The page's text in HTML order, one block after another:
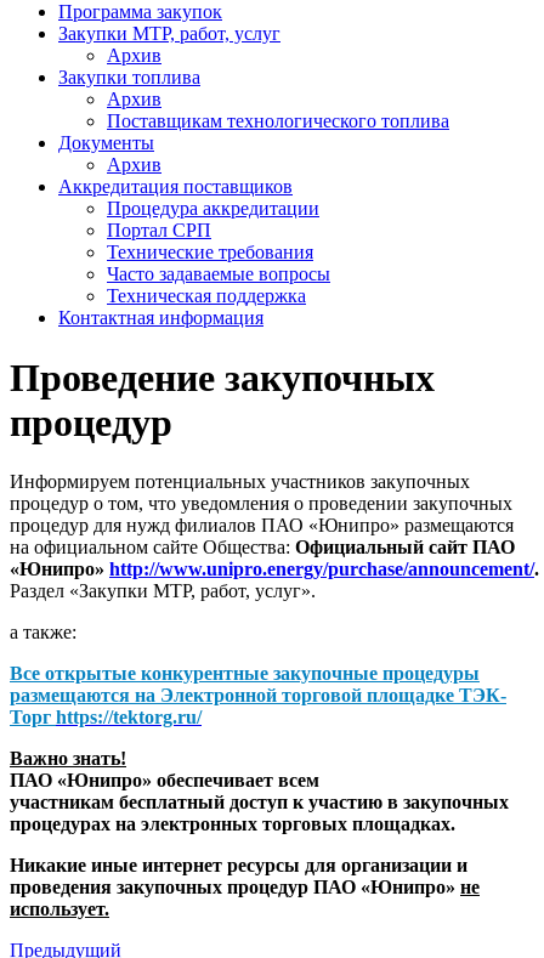
Программа закупок
Закупки МТР, работ, услуг
Архив
Закупки топлива
Архив
Поставщикам технологического топлива
Документы
Архив
Аккредитация поставщиков
Процедура аккредитации
Портал СРП
Технические требования
Часто задаваемые вопросы
Техническая поддержка
Контактная информация
Проведение закупочных
процедур
Информируем потенциальных участников закупочных
процедур о том, что уведомления о проведении закупочных
процедур для нужд филиалов ПАО «Юнипро» размещаются
на официальном сайте Общества: Официальный сайт ПАО
«Юнипро» http://www.unipro.energy/purchase/announcement/.
Раздел «Закупки МТР, работ, услуг».
а также:
Все открытые конкурентные закупочные процедуры
размещаются на Электронной торговой площадке ТЭК-
Торг https://tektorg.ru/
Важно знать!
ПАО «Юнипро» обеспечивает всем
участникам бесплатный доступ к участию в закупочных
процедурах на электронных торговых площадках.
Никакие иные интернет ресурсы для организации и
проведения закупочных процедур ПАО «Юнипро» не
использует.
Предыдущий